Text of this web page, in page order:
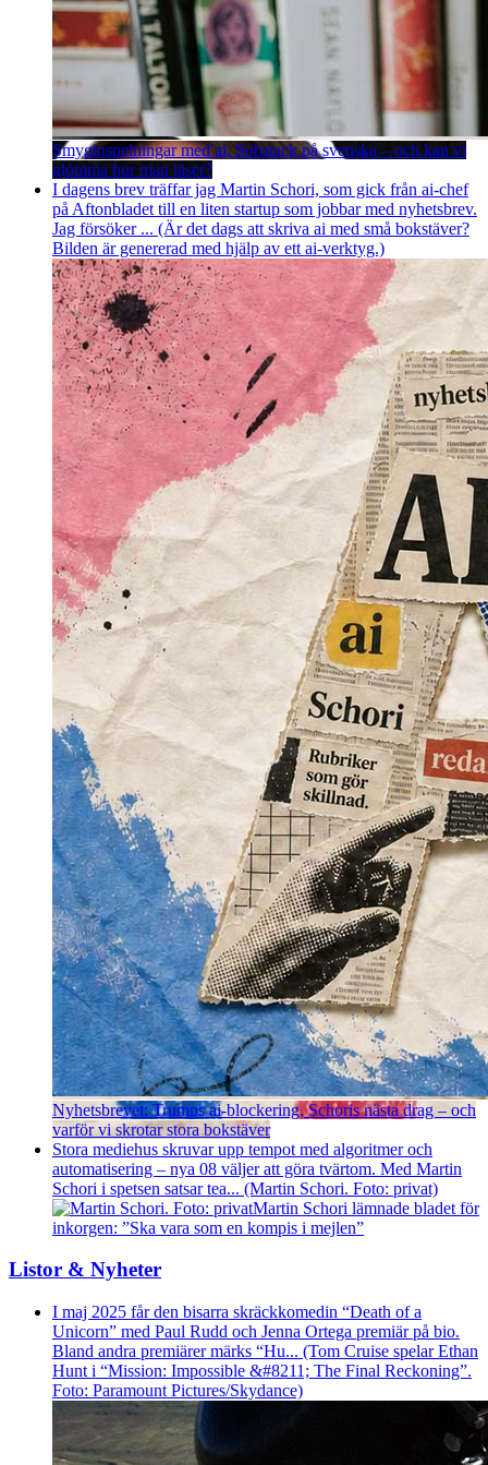
Smyginspelningar med ai, Substack på svenska – och kan vi
glömma hur man läser?
I dagens brev träffar jag Martin Schori, som gick från ai-chef
på Aftonbladet till en liten startup som jobbar med nyhetsbrev.
Jag försöker ... (Är det dags att skriva ai med små bokstäver?
Bilden är genererad med hjälp av ett ai-verktyg.)
Nyhetsbrevet: Trumps ai-blockering, Schoris nästa drag – och
varför vi skrotar stora bokstäver
Stora mediehus skruvar upp tempot med algoritmer och
automatisering – nya 08 väljer att göra tvärtom. Med Martin
Schori i spetsen satsar tea... (Martin Schori. Foto: privat)
Martin Schori lämnade bladet för
inkorgen: ”Ska vara som en kompis i mejlen”
Listor & Nyheter
I maj 2025 får den bisarra skräckkomedin “Death of a
Unicorn” med Paul Rudd och Jenna Ortega premiär på bio.
Bland andra premiärer märks “Hu... (Tom Cruise spelar Ethan
Hunt i “Mission: Impossible &#8211; The Final Reckoning”.
Foto: Paramount Pictures/Skydance)